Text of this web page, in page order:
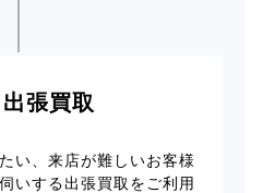
出張買取
い、来店が難しいお客様
いする出張買取をご利用